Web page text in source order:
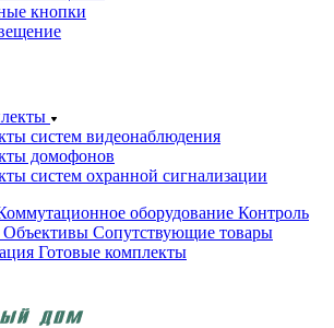
кнопки
систем видеонаблюдения
домофонов
систем охранной сигнализации
оборудование Контроль
Объективы Сопутствующие товары
Готовые комплекты